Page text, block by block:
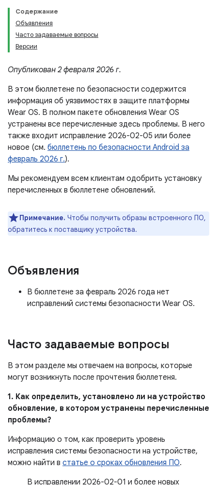
Содержание
Объявления
Часто задаваемые вопросы
Версии
Опубликован 2 февраля 2026 г.
В этом бюллетене по безопасности содержится
информация об уязвимостях в защите платформы
Wear OS. В полном пакете обновления Wear OS
устранены все перечисленные здесь проблемы. В него
также входит исправление 2026-02-05 или более
новое (см. бюллетень по безопасности Android за
февраль 2026 г.).
Мы рекомендуем всем клиентам одобрить установку
перечисленных в бюллетене обновлений.
Примечание. Чтобы получить образы встроенного ПО,
обратитесь к поставщику устройства.
Объявления
В бюллетене за февраль 2026 года нет
исправлений системы безопасности Wear OS.
Часто задаваемые вопросы
В этом разделе мы отвечаем на вопросы, которые
могут возникнуть после прочтения бюллетеня.
1. Как определить, установлено ли на устройство
обновление, в котором устранены перечисленные
проблемы?
Информацию о том, как проверить уровень
исправления системы безопасности на устройстве,
можно найти в статье о сроках обновления ПО.
В исправлении 2026-02-01 и более новых